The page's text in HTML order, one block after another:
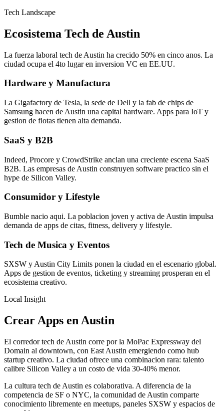
Tech Landscape
Ecosistema Tech de Austin
La fuerza laboral tech de Austin ha crecido 50% en cinco anos. La
ciudad ocupa el 4to lugar en inversion VC en EE.UU.
Hardware y Manufactura
La Gigafactory de Tesla, la sede de Dell y la fab de chips de
Samsung hacen de Austin una capital hardware. Apps para IoT y
gestion de flotas tienen alta demanda.
SaaS y B2B
Indeed, Procore y CrowdStrike anclan una creciente escena SaaS
B2B. Las empresas de Austin construyen software practico sin el
hype de Silicon Valley.
Consumidor y Lifestyle
Bumble nacio aqui. La poblacion joven y activa de Austin impulsa
demanda de apps de citas, fitness, delivery y lifestyle.
Tech de Musica y Eventos
SXSW y Austin City Limits ponen la ciudad en el escenario global.
Apps de gestion de eventos, ticketing y streaming prosperan en el
ecosistema creativo.
Local Insight
Crear Apps en Austin
El corredor tech de Austin corre por la MoPac Expressway del
Domain al downtown, con East Austin emergiendo como hub
startup creativo. La ciudad ofrece una combinacion rara: talento
calibre Silicon Valley a un costo de vida 30-40% menor.
La cultura tech de Austin es colaborativa. A diferencia de la
competencia de SF o NYC, la comunidad de Austin comparte
conocimiento libremente en meetups, paneles SXSW y espacios de